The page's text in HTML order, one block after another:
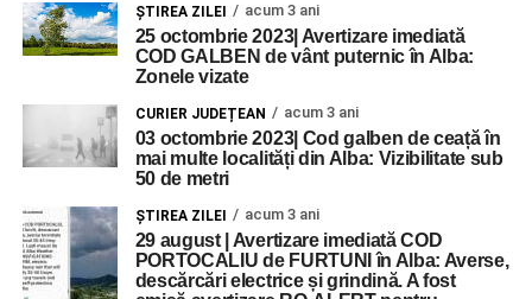
ŞTIREA ZILEI acum 3 ani
25 octombrie 2023| Avertizare imediată
COD GALBEN de vânt puternic în Alba:
Zonele vizate
CURIER JUDEȚEAN acum 3 ani
03 octombrie 2023| Cod galben de ceață în
mai multe localități din Alba: Vizibilitate sub
50 de metri
ŞTIREA ZILEI acum 3 ani
29 august | Avertizare imediată COD
PORTOCALIU de FURTUNI în Alba: Averse,
descărcări electrice și grindină. A fost